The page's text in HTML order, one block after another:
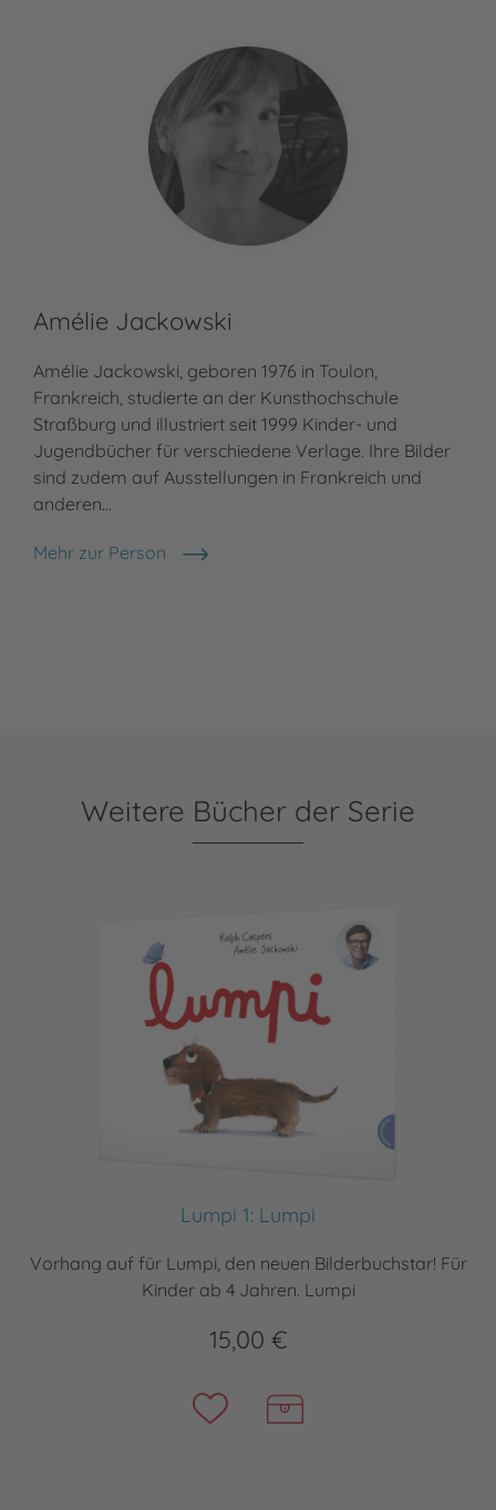
Amélie Jackowski
Amélie Jackowski, geboren 1976 in Toulon,
Frankreich, studierte an der Kunsthochschule
Straßburg und illustriert seit 1999 Kinder- und
Jugendbücher für verschiedene Verlage. Ihre Bilder
sind zudem auf Ausstellungen in Frankreich und
anderen…
Mehr zur Person
Amélie Jackowski
Weitere Bücher der Serie
Lumpi 1: Lumpi
Vorhang auf für Lumpi, den neuen Bilderbuchstar! Für
Kinder ab 4 Jahren. Lumpi
15,00 €